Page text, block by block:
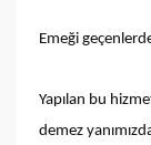
Emeği
Yapılan bu
demez